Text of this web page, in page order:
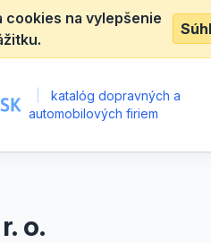
cookies na vylepšenie
katalóg dopravných a
automobilových firiem
o.